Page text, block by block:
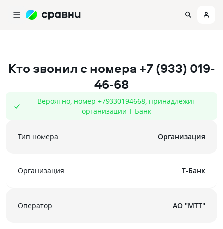
Кто звонил с номера +7 (933) 019-
46-68
Вероятно, номер +79330194668, принадлежит
организации Т-Банк
Тип номера Организация
Организация Т-Банк
Оператор АО "МТТ"